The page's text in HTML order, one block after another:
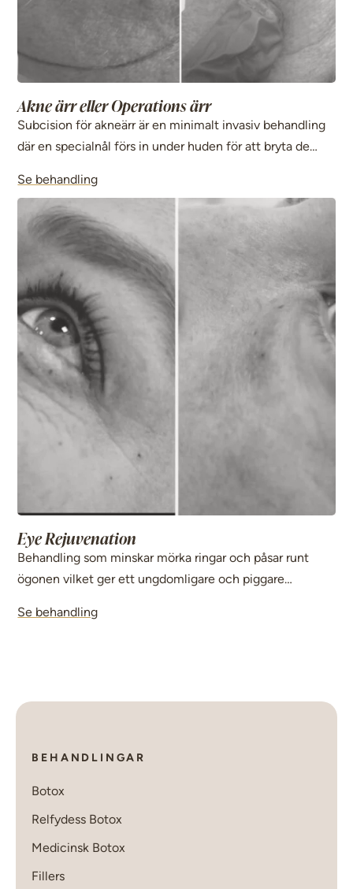
Akne ärr eller Operations ärr
Subcision för akneärr är en minimalt invasiv behandling
där en specialnål förs in under huden för att bryta de
huden och jämnar ut ytan, vilket ger en slätare hud och
minskar synligheten av ärren.
Se behandling
Eye Rejuvenation
Behandling som minskar mörka ringar och påsar runt
ögonen vilket ger ett ungdomligare och piggare
åtstramande effekt och fina linjer minskar.
Se behandling
BEHANDLINGAR
Botox
Relfydess Botox
Medicinsk Botox
Fillers